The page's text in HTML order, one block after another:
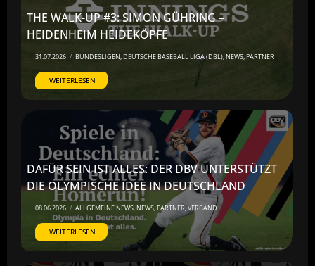
THE WALK-UP #3: SIMON GÜHRING –
HEIDENHEIM HEIDEKÖPFE
31.07.2026 / BUNDESLIGEN,DEUTSCHE BASEBALL LIGA (DBL),NEWS,PARTNER
WEITERLESEN
DAFÜR SEIN IST ALLES: DER DBV UNTERSTÜTZT
DIE OLYMPISCHE IDEE IN DEUTSCHLAND
08.06.2026 / ALLGEMEINE NEWS,NEWS,PARTNER,VERBAND
WEITERLESEN